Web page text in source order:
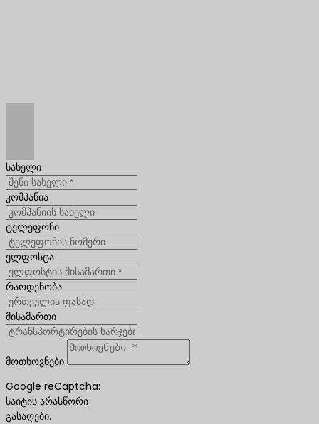
სახელი
კომპანია
ტელეფონი
ელფოსტა
რაოდენობა
მისამართი
მოთხოვნები
Google reCaptcha:
საიტის არასწორი
გასაღები.